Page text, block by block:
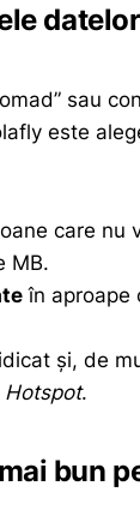
datelor
sau
este
care nu
MB.
în aproape
și, de
Hotspot.
bun